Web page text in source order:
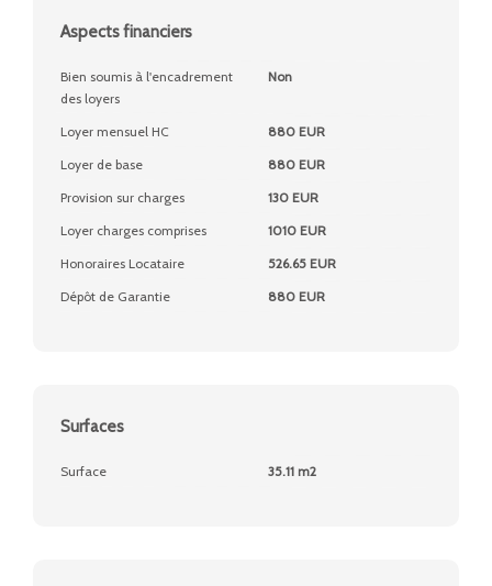
Aspects financiers
Bien soumis à l'encadrement
des loyers
Non
Loyer mensuel HC
880 EUR
Loyer de base
880 EUR
Provision sur charges
130 EUR
Loyer charges comprises
1010 EUR
Honoraires Locataire
526.65 EUR
Dépôt de Garantie
880 EUR
Surfaces
Surface 35.11 m2